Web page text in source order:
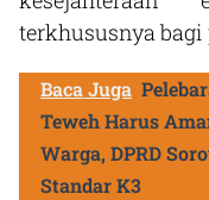
terkhususnya bagi
Baca Juga
Teweh Harus
Warga, DPRD
Standar K3